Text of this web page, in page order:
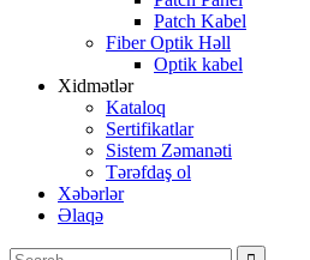
Patch Kabel
Fiber Optik Həll
Optik kabel
Xidmətlər
Kataloq
Sertifikatlar
Sistem Zəmanəti
Tərəfdaş ol
Xəbərlər
Əlaqə